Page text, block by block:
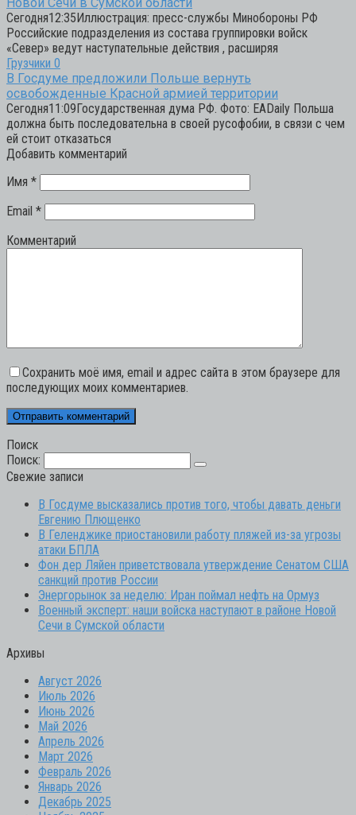
Сегодня12:35Иллюстрация: пресс-службы Минобороны РФ
Российские подразделения из состава группировки войск
«Север» ведут наступательные действия , расширяя
Грузчики 0
В Госдуме предложили Польше вернуть
освобожденные Красной армией территории
Сегодня11:09Государственная дума РФ. Фото: EADaily Польша
должна быть последовательна в своей русофобии, в связи с чем
ей стоит отказаться
Добавить комментарий
Имя *
Email *
Комментарий
Сохранить моё имя, email и адрес сайта в этом браузере для
последующих моих комментариев.
Поиск
Поиск:
Свежие записи
В Госдуме высказались против того, чтобы давать деньги
Евгению Плющенко
В Геленджике приостановили работу пляжей из-за угрозы
атаки БПЛА
Фон дер Ляйен приветствовала утверждение Сенатом США
санкций против России
Энергорынок за неделю: Иран поймал нефть на Ормуз
Военный эксперт: наши войска наступают в районе Новой
Сечи в Сумской области
Архивы
Август 2026
Июль 2026
Июнь 2026
Май 2026
Апрель 2026
Март 2026
Февраль 2026
Январь 2026
Декабрь 2025